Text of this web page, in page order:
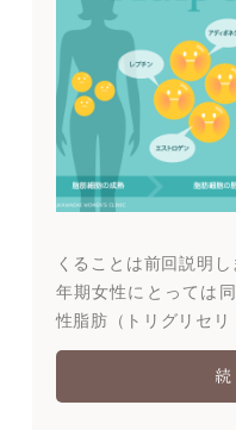
くることは前回説明
年期女性にとっては
性脂肪（トリグリセ
続